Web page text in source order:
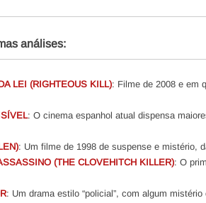
análises:
LEI (RIGHTEOUS KILL): Filme de 2008 e em
: O cinema espanhol atual dispensa
: Um filme de 1998 de suspense e mistério,
(THE CLOVEHITCH KILLER): O
: Um drama estilo “policial”, com algum